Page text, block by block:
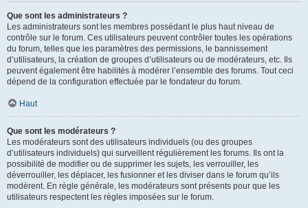
Que sont les administrateurs ?
Les administrateurs sont les membres possédant le plus haut niveau de
contrôle sur le forum. Ces utilisateurs peuvent contrôler toutes les opérations
du forum, telles que les paramètres des permissions, le bannissement
d’utilisateurs, la création de groupes d’utilisateurs ou de modérateurs, etc. Ils
peuvent également être habilités à modérer l’ensemble des forums. Tout ceci
dépend de la configuration effectuée par le fondateur du forum.
Haut
Que sont les modérateurs ?
Les modérateurs sont des utilisateurs individuels (ou des groupes
d’utilisateurs individuels) qui surveillent régulièrement les forums. Ils ont la
possibilité de modifier ou de supprimer les sujets, les verrouiller, les
déverrouiller, les déplacer, les fusionner et les diviser dans le forum qu’ils
modèrent. En règle générale, les modérateurs sont présents pour que les
utilisateurs respectent les règles imposées sur le forum.